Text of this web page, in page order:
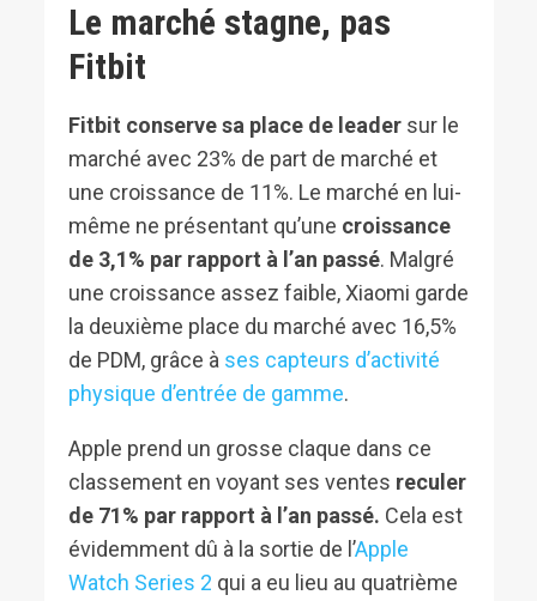
Le marché stagne, pas
Fitbit
Fitbit conserve sa place de leadersur le
marché avec 23% de part de marché et
une croissance de 11%. Le marché en lui-
même ne présentant qu’une croissance
de 3,1% par rapport à l’an passé. Malgré
une croissance assez faible, Xiaomi garde
la deuxième place du marché avec 16,5%
de PDM, grâce à ses capteurs d’activité
physique d’entrée de gamme.
Apple prend un grosse claque dans ce
classement en voyant ses ventes reculer
de 71% par rapport à l’an passé. Cela est
évidemment dû à la sortie de l’Apple
Watch Series 2 qui a eu lieu au quatrième